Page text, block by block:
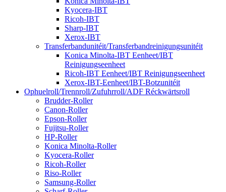
Kyocera-IBT
Ricoh-IBT
Sharp-IBT
Xerox-IBT
Transferbandunitéit/Transferbandreinigungsunitéit
Konica Minolta-IBT Eenheet/IBT
Reinigungseenheet
Ricoh-IBT Eenheet/IBT Reinigungseenheet
Xerox-IBT-Eenheet/IBT-Botzunitéit
Ophuelroll/Trennroll/Zufuhrroll/ADF Réckwärtsroll
Brudder-Roller
Canon-Roller
Epson-Roller
Fujitsu-Roller
HP-Roller
Konica Minolta-Roller
Kyocera-Roller
Ricoh-Roller
Riso-Roller
Samsung-Roller